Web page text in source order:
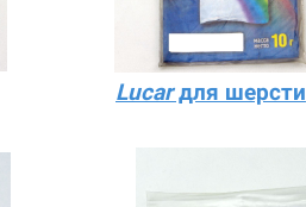
Lucarдля шерсти